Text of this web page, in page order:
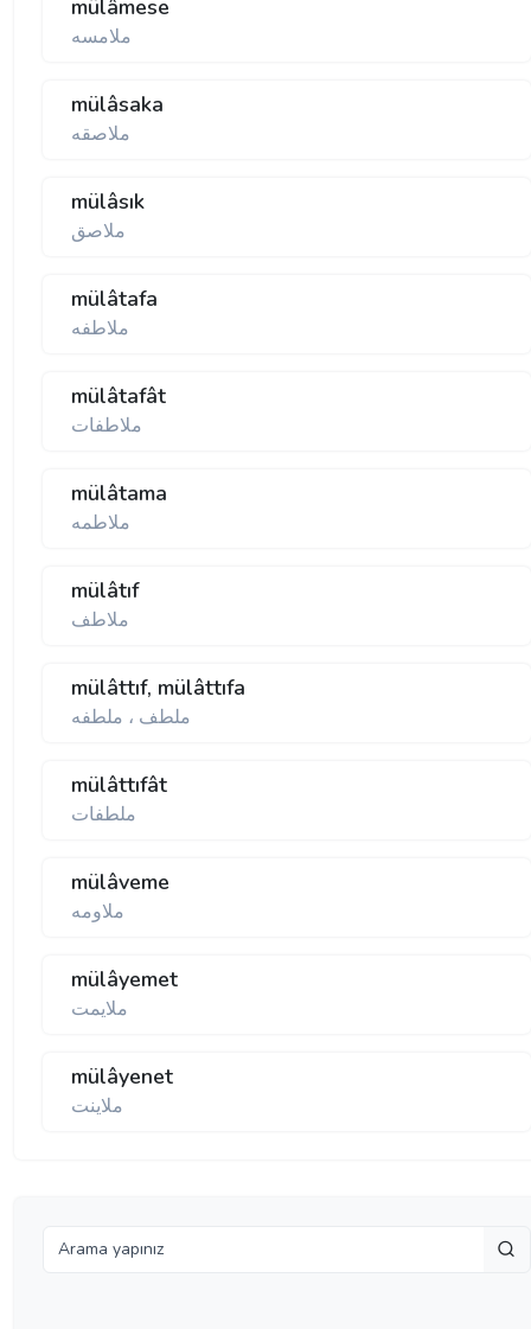
mülâmese
ملامسه
mülâsaka
ملاصقه
mülâsık
ملاصق
mülâtafa
ملاطفه
mülâtafât
ملاطفات
mülâtama
ملاطمه
mülâtıf
ملاطف
mülâttıf, mülâttıfa
ملطف ، ملطفه
mülâttıfât
ملطفات
mülâveme
ملاومه
mülâyemet
ملايمت
mülâyenet
ملاينت